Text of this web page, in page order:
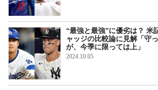
“最強と最強”に優劣は？ 米
ャッジの比較論に見解「守
が、今季に限っては上」
2024.10.05